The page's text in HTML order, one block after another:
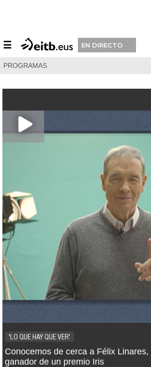
☰ EN DIRECTO
PROGRAMAS
'LO QUE HAY QUE VER'
Conocemos de cerca a Félix
ganador de un premio Iris